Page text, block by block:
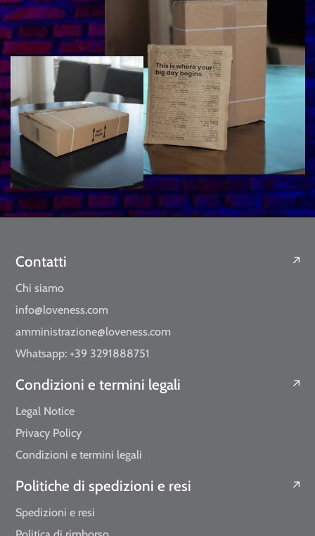
Contatti
Chi siamo
info@loveness.com
amministrazione@loveness.com
Whatsapp: +39 3291888751
Condizioni e termini legali
Legal Notice
Privacy Policy
Condizioni e termini legali
Politiche di spedizioni e resi
Spedizioni e resi